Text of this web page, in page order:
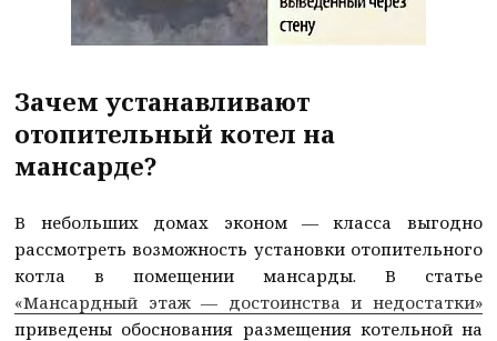
Зачем устанавливают
отопительный котел на
мансарде?
В небольших домах эконом — класса выгодно
рассмотреть возможность установки отопительного
котла в помещении мансарды. В статье
«Мансардный этаж — достоинства и недостатки»
приведены обоснования размещения котельной на